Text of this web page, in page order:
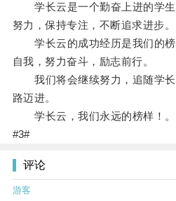
学长云是一个勤奋上进的学生
努力，保持专注，不断追求进步。
学长云的成功经历是我们的榜
自我，努力奋斗，励志前行。
我们将会继续努力，追随学长
路迈进。
学长云，我们永远的榜样！。
#3#
评论
游客